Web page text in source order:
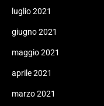
luglio 2021
giugno 2021
maggio 2021
aprile 2021
marzo 2021